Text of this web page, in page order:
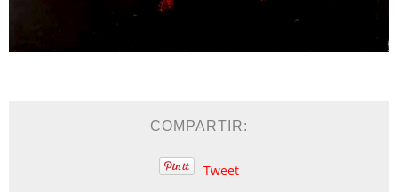
COMPARTIR:
Tweet